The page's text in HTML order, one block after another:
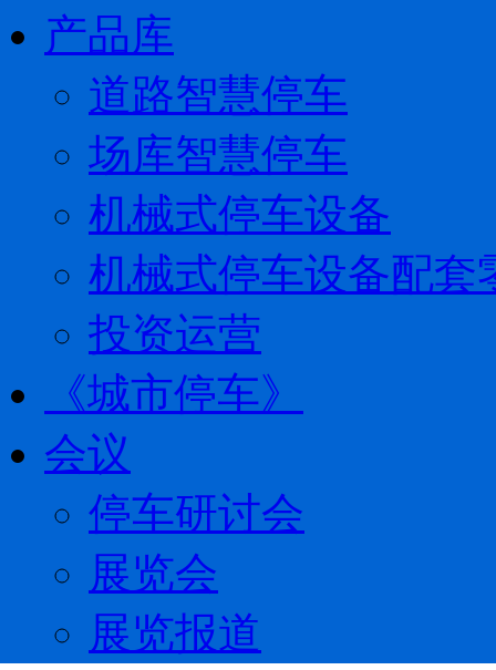
产品库
道路智慧停车
场库智慧停车
机械式停车设备
机械式停车设备配套
投资运营
《城市停车》
会议
停车研讨会
展览会
展览报道